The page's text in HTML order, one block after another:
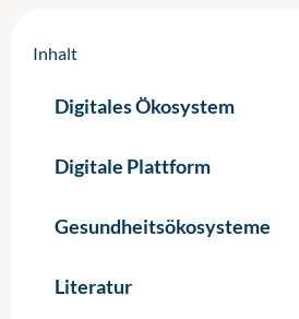
Inhalt
Digitales Ökosystem
Digitale Plattform
Gesundheitsökosysteme
Literatur